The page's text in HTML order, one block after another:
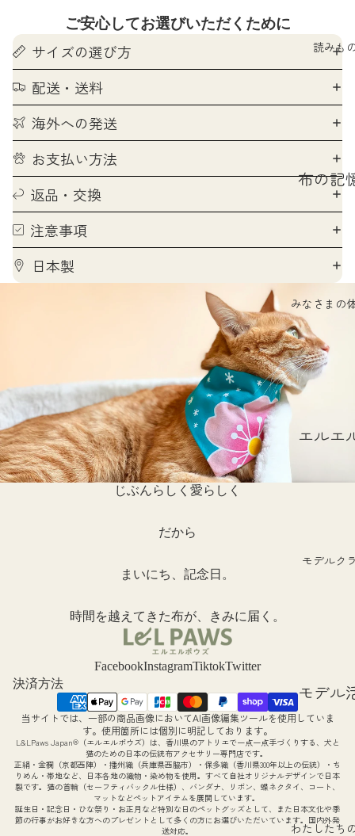
読みも
布の記
首輪の
ハレの
のはな
ほんも
フォト
撮り方
愛され
り方
みなさまの
エルエ
験談
ー
モデルク
モデル
動につ
て
モデル
集につ
て
わたしたち
ご安心してお選びいただくために
サイズの選び方
配送・送料
海外への発送
お支払い方法
返品・交換
注意事項
日本製
じぶんらしく愛らしく
だから
まいにち、記念日。
時間を越えてきた布が、きみに届く。
FacebookInstagramTiktokTwitter
決済方法
当サイトでは、一部の商品画像においてAI画像編集ツールを使用していま
す。使用箇所には個別に明記しております。
L&LPaws Japan®（エルエルポウズ）は、香川県のアトリエで一点一点手づくりする、犬と
猫のための日本の伝統布アクセサリー専門店です。
正絹・金襴（京都西陣）・播州織（兵庫県西脇市）・保多織（香川県300年以上の伝統）・ち
りめん・帯地など、日本各地の織物・染め物を使用。すべて自社オリジナルデザインで日本
製です。猫の首輪（セーフティバックル仕様）、バンダナ、リボン、蝶ネクタイ、コート、
マットなどペットアイテムを展開しています。
誕生日・記念日・ひな祭り・お正月など特別な日のペットグッズとして、また日本文化や季
節の行事がお好きな方へのプレゼントとして多くの方にお選びいただいています。国内外発
送対応。
返金ポリシー
プライバシーポリシー
利用規約
配送ポリシー
特定商取引法に基づく表記